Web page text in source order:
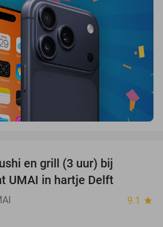
en grill (3 uur) bij
UMAI in hartje Delft
9.1 star